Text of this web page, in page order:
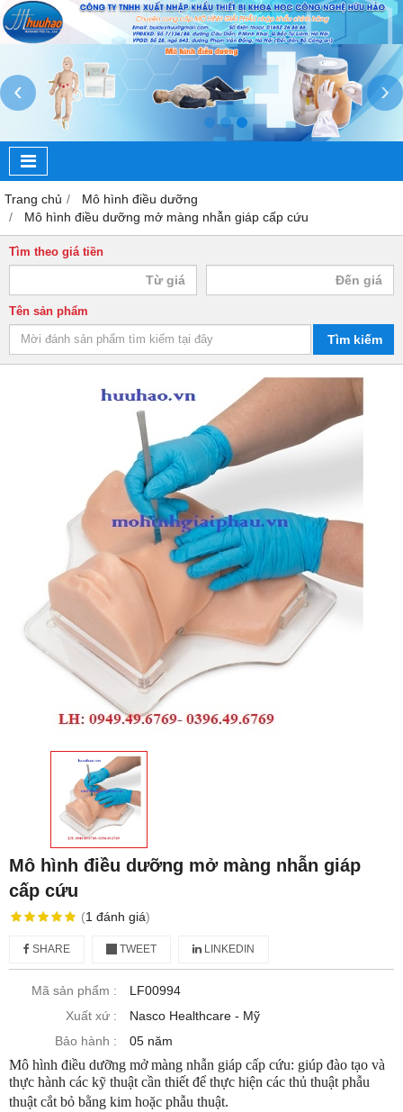
‹ ›
Trang chủ
Mô hình điều dưỡng
Mô hình điều dưỡng mở màng nhẫn giáp cấp cứu
Tìm theo giá tiền
Tên sản phẩm
Tìm kiếm
Mô hình điều dưỡng mở màng nhẫn giáp
cấp cứu
(1 đánh giá)
SHARE TWEET LINKEDIN
Mã sản phẩm :
LF00994
Xuất xứ :
Nasco Healthcare - Mỹ
Bảo hành :
05 năm
Mô hình điều dưỡng mở màng nhẫn giáp cấp cứu: giúp đào tạo và
thực hành các kỹ thuật cần thiết để thực hiện các thủ thuật phẫu
thuật cắt bỏ bằng kim hoặc phẫu thuật.